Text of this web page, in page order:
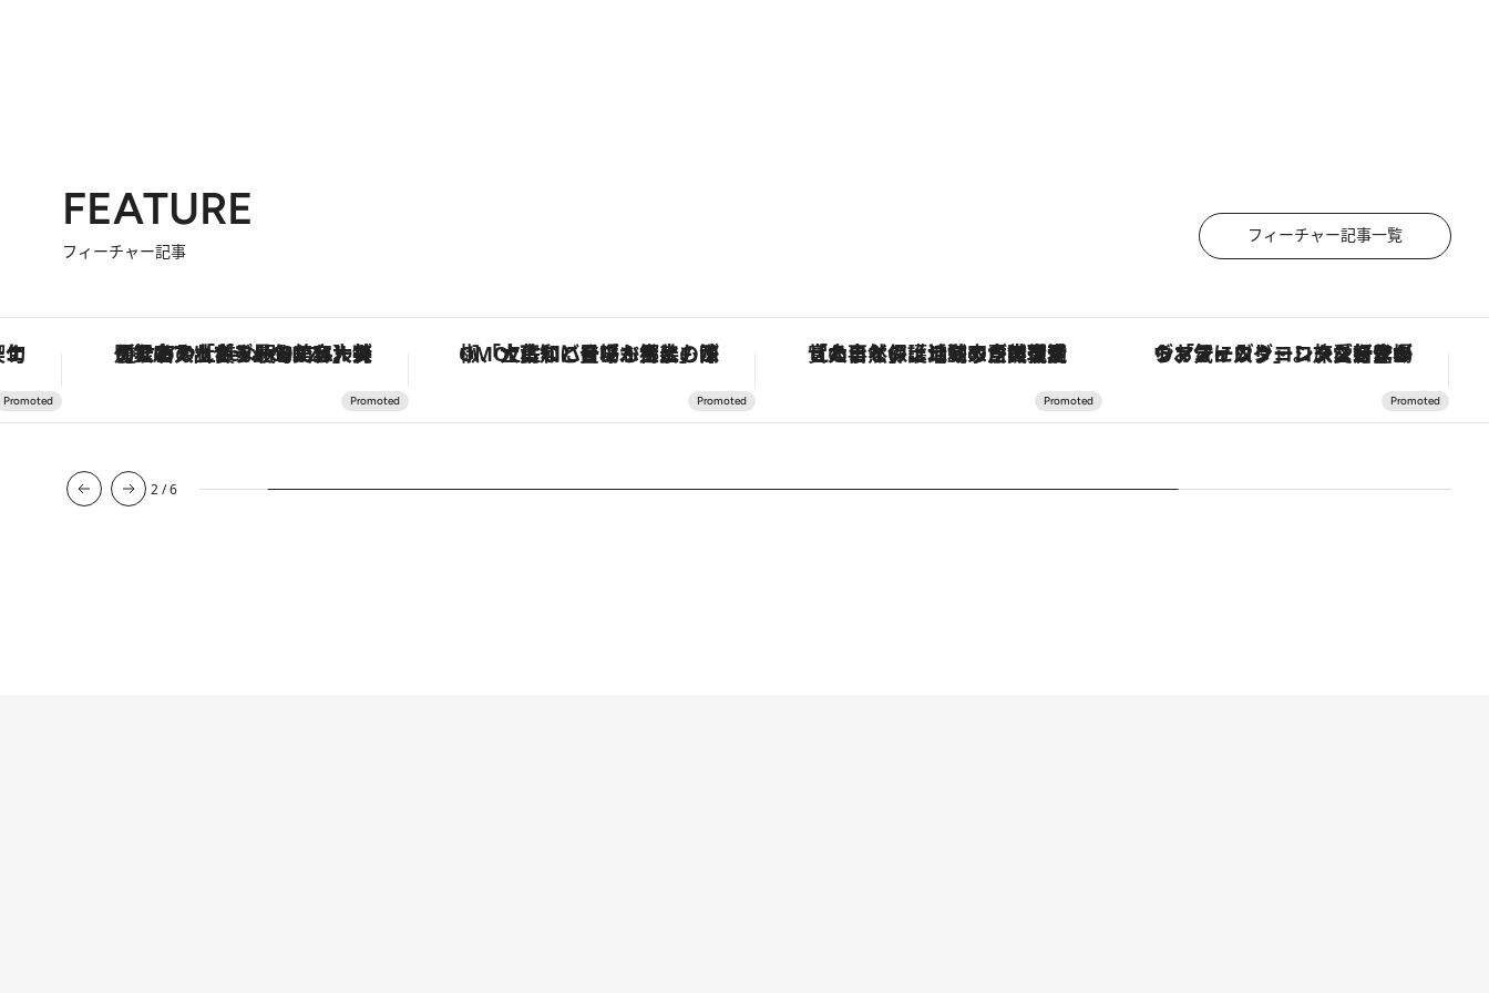
FEATURE
フィーチャー記事
フィーチャー記事一覧
で満喫！ 【銀座で出合う最旬美容】美髪ケアや上質な眠り…セルフケアのアップデートから、特別な名入れギフトまで。大人のための「ReFa GINZA」クルーズ 「土佐和ハーブかき氷」がOMO7高知に登場！生姜、山椒、大葉など目にも舌にも涼を呼ぶ郷土の味 「大事なのは地域の意識を変えること」。ロレックス賞受賞の自然保護活動家が実現させたナイジェリアの自然環境の復活 ヴァシュロン・コンスタンタン「オーヴァーシーズ・オートマティック」。旅愛好家のお気に入りコレクションから、ジェンダーレスな新作が登場
2/6